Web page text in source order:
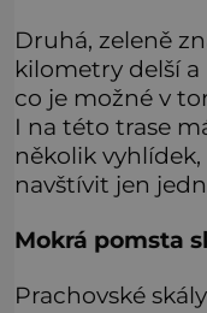
Druhá, zeleně
kilometry delší
co je možné v
I na této trase
několik
navštívit jen
Mokrá pomsta
Prachovské